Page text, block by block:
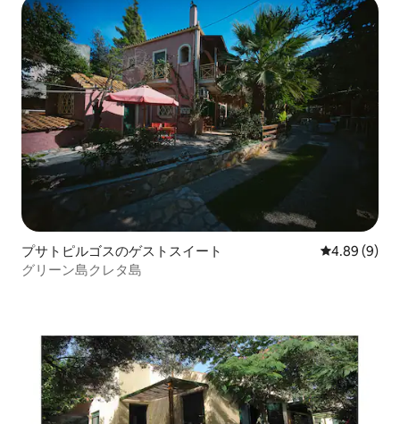
プサトピルゴスのゲストスイート レビュー9件
4.89 (9)
グリーン島クレタ島